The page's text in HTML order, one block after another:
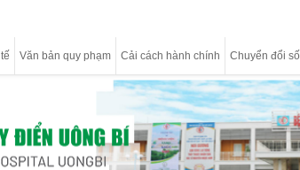
Văn bản quy phạm Cải cách hành chính Chuyển đổi số